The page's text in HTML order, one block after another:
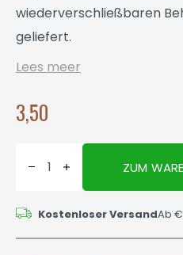
wiederverschließbaren
geliefert.
Lees meer
3,50
ZUM
Kostenloser VersandAb